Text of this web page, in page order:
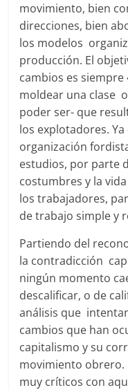
movimiento, bien
direcciones, bien
los modelos
producción. El
cambios es
moldear una clase
poder ser- que
los explotadores.
organización
estudios, por parte
costumbres y la
los trabajadores,
de trabajo simple y
Partiendo del
la contradicción
ningún momento
descalificar, o de
análisis que
cambios que han
capitalismo y su
movimiento
muy críticos con